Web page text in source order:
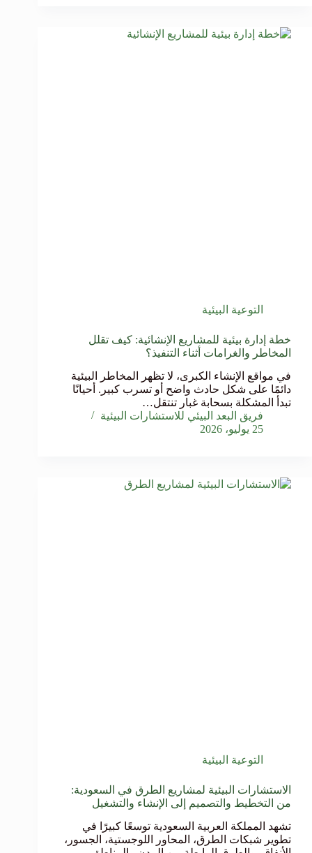
التوعية البيئية
خطة إدارة بيئية للمشاريع الإنشائية: كيف تقلل
المخاطر والغرامات أثناء التنفيذ؟
في مواقع الإنشاء الكبرى، لا تظهر المخاطر البيئية
دائمًا على شكل حادث واضح أو تسرب كبير. أحيانًا
تبدأ المشكلة بسحابة غبار تنتقل…
فريق البعد البيئي للاستشارات البيئية
25 يوليو، 2026
التوعية البيئية
الاستشارات البيئية لمشاريع الطرق في السعودية:
من التخطيط والتصميم إلى الإنشاء والتشغيل
تشهد المملكة العربية السعودية توسعًا كبيرًا في
تطوير شبكات الطرق، المحاور اللوجستية، الجسور،